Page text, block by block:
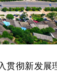
贯彻新发展